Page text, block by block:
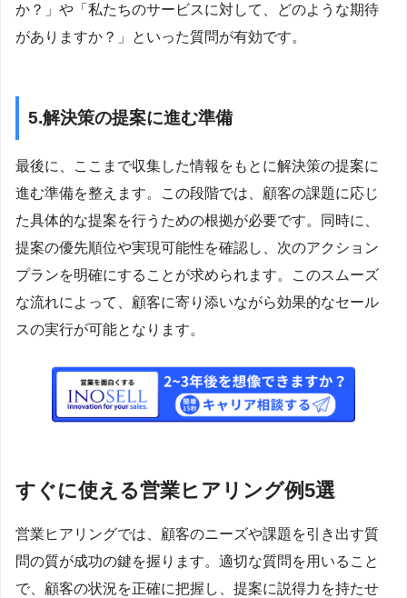
か？」や「私たちのサービスに対して、どのような期待
がありますか？」といった質問が有効です。
5.解決策の提案に進む準備
最後に、ここまで収集した情報をもとに解決策の提案に
進む準備を整えます。この段階では、顧客の課題に応じ
た具体的な提案を行うための根拠が必要です。同時に、
提案の優先順位や実現可能性を確認し、次のアクション
プランを明確にすることが求められます。このスムーズ
な流れによって、顧客に寄り添いながら効果的なセール
スの実行が可能となります。
すぐに使える営業ヒアリング例5選
営業ヒアリングでは、顧客のニーズや課題を引き出す質
問の質が成功の鍵を握ります。適切な質問を用いること
で、顧客の状況を正確に把握し、提案に説得力を持たせ